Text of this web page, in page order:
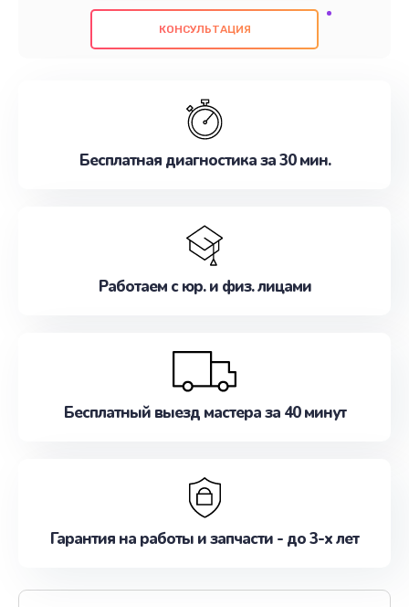
также гарантируем качество всех
проведенных работ. Наша цель - предоставить
наилучшим образом. Не медлите записаться на
КОНСУЛЬТАЦИЯ
Бесплатная диагностика за 30 мин.
Работаем с юр. и физ. лицами
Бесплатный выезд мастера за 40 минут
Гарантия на работы и запчасти - до 3-х лет